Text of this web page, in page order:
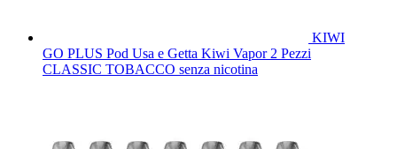
KIWI
GO PLUS Pod Usa e Getta Kiwi Vapor 2 Pezzi
CLASSIC TOBACCO senza nicotina